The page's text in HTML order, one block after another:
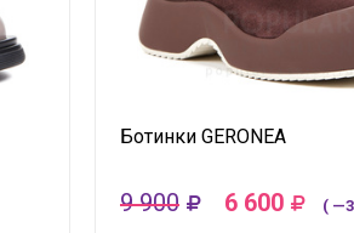
Ботинки GERONEA
9 900 6 600 (